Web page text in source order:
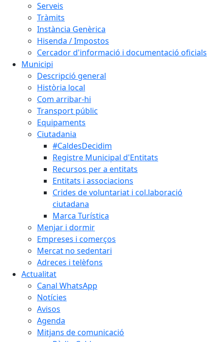
Serveis
Tràmits
Instància Genèrica
Hisenda / Impostos
Cercador d'informació i documentació oficials
Municipi
Descripció general
Història local
Com arribar-hi
Transport públic
Equipaments
Ciutadania
#CaldesDecidim
Registre Municipal d'Entitats
Recursos per a entitats
Entitats i associacions
Crides de voluntariat i col.laboració
ciutadana
Marca Turística
Menjar i dormir
Empreses i comerços
Mercat no sedentari
Adreces i telèfons
Actualitat
Canal WhatsApp
Notícies
Avisos
Agenda
Mitjans de comunicació